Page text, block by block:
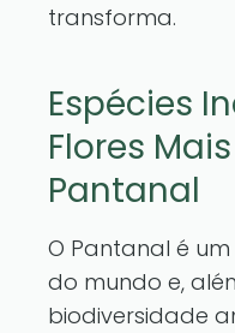
transforma.
Espécies
Flores
Pantanal
O Pantanal é
do mundo e,
biodiversidade